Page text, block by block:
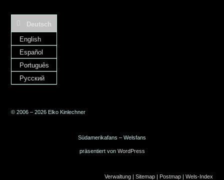
Deutsch
English
Español
Português
Русский
© 2006 – 2026 Elko Kinlechner
Südamerikafans – Welsfans
präsentiert von WordPress
Verwaltung| Sitemap| Postmap| Wels-Index